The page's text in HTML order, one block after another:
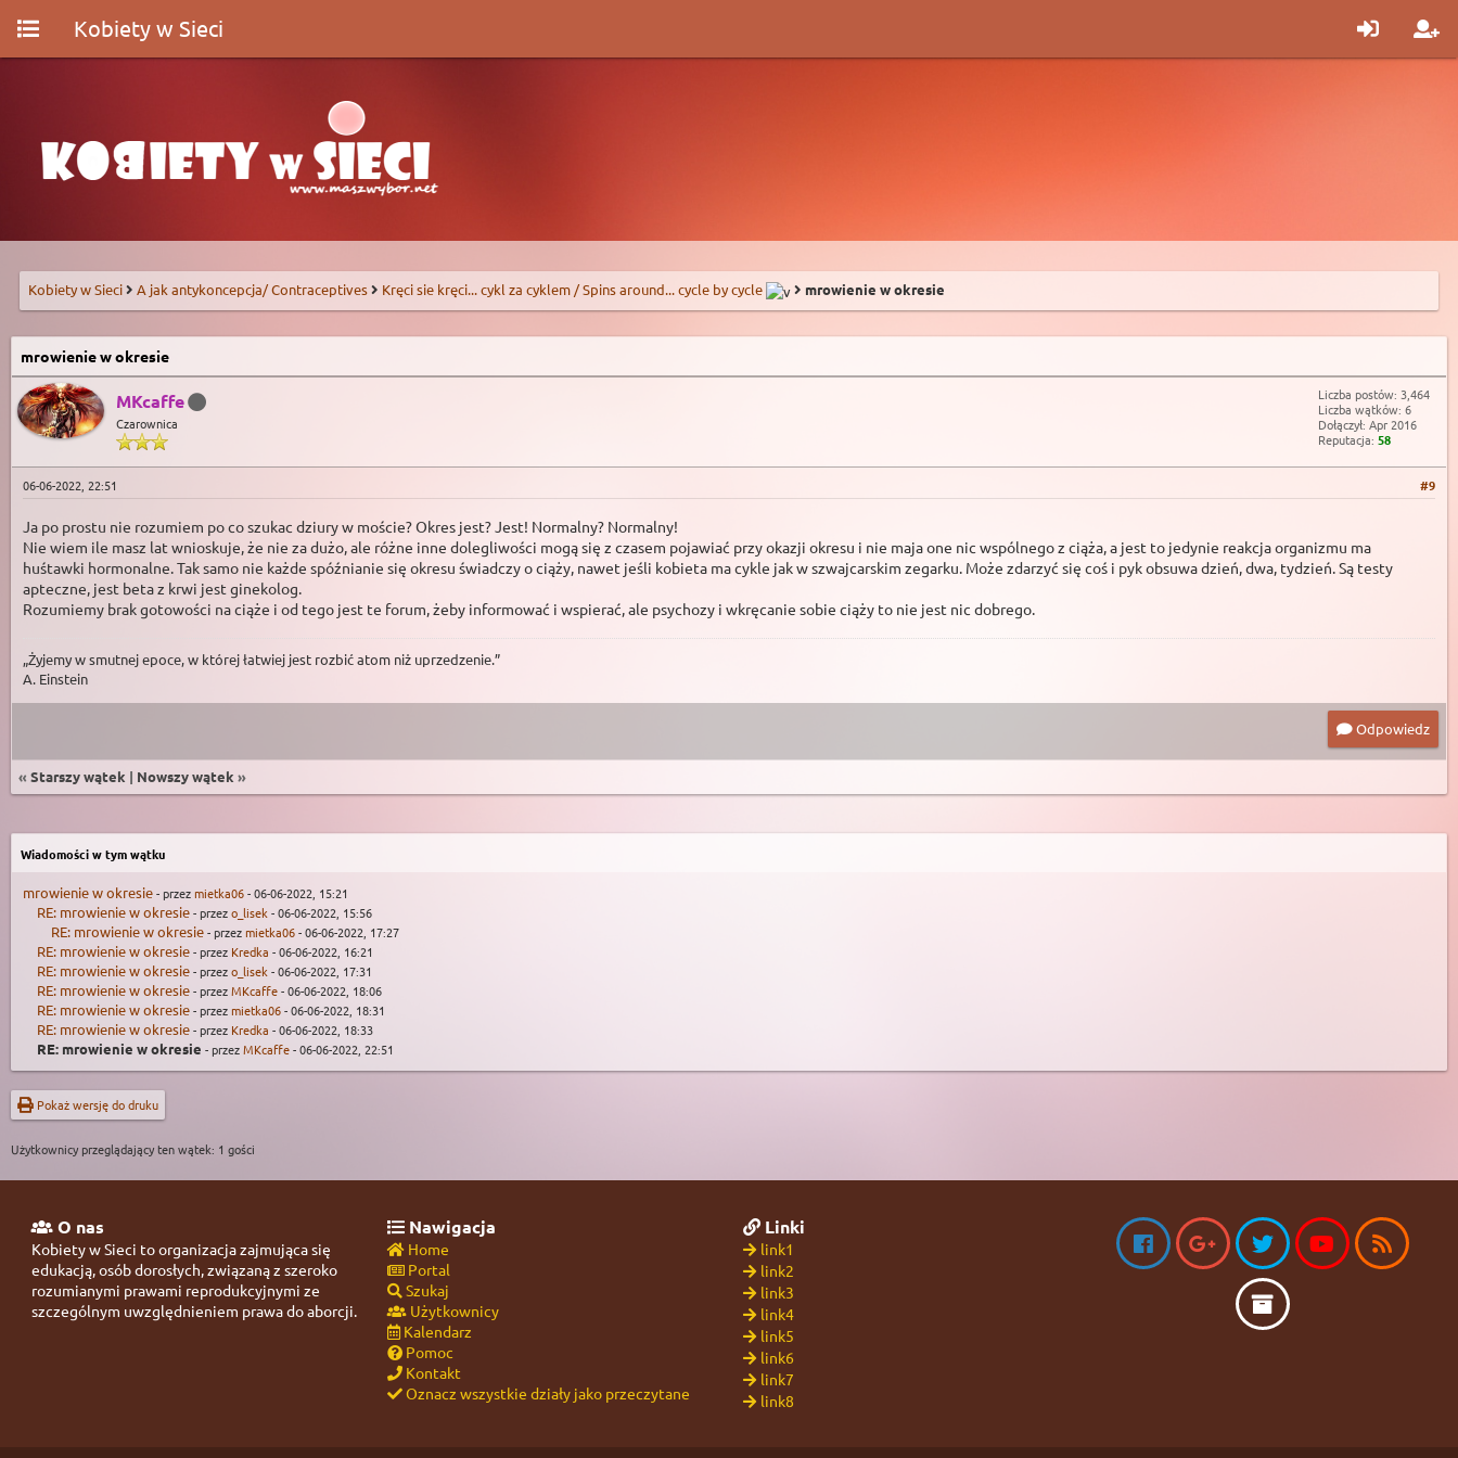
Kobiety w Sieci
Kobiety w Sieci A jak antykoncepcja/ Contraceptives Kręci sie kręci... cykl za cyklem / Spins around... cycle by cycle mrowienie w okresie
mrowienie w okresie
MKcaffe
Czarownica
Liczba postów: 3,464
Liczba wątków: 6
Dołączył: Apr 2016
Reputacja: 58
#9
06-06-2022, 22:51
Ja po prostu nie rozumiem po co szukac dziury w moście? Okres jest? Jest! Normalny? Normalny!
Nie wiem ile masz lat wnioskuje, że nie za dużo, ale różne inne dolegliwości mogą się z czasem pojawiać przy okazji okresu i nie maja one nic wspólnego z ciąża, a jest to jedynie reakcja organizmu ma
huśtawki hormonalne. Tak samo nie każde spóźnianie się okresu świadczy o ciąży, nawet jeśli kobieta ma cykle jak w szwajcarskim zegarku. Może zdarzyć się coś i pyk obsuwa dzień, dwa, tydzień. Są testy
apteczne, jest beta z krwi jest ginekolog.
Rozumiemy brak gotowości na ciąże i od tego jest te forum, żeby informować i wspierać, ale psychozy i wkręcanie sobie ciąży to nie jest nic dobrego.
„Żyjemy w smutnej epoce, w której łatwiej jest rozbić atom niż uprzedzenie.”
A. Einstein
Odpowiedz
« Starszy wątek | Nowszy wątek »
Wiadomości w tym wątku
mrowienie w okresie- przezmietka06- 06-06-2022, 15:21
RE: mrowienie w okresie- przezo_lisek - 06-06-2022, 15:56
RE: mrowienie w okresie- przezmietka06- 06-06-2022, 17:27
RE: mrowienie w okresie- przez Kredka - 06-06-2022, 16:21
RE: mrowienie w okresie- przezo_lisek - 06-06-2022, 17:31
RE: mrowienie w okresie- przezMKcaffe- 06-06-2022, 18:06
RE: mrowienie w okresie- przezmietka06- 06-06-2022, 18:31
RE: mrowienie w okresie- przez Kredka - 06-06-2022, 18:33
RE: mrowienie w okresie - przezMKcaffe- 06-06-2022, 22:51
Pokaż wersję do druku
Użytkownicy przeglądający ten wątek: 1 gości
O nas
Kobiety w Sieci to organizacja zajmująca się
edukacją, osób dorosłych, związaną z szeroko
rozumianymi prawami reprodukcyjnymi ze
szczególnym uwzględnieniem prawa do aborcji.
Nawigacja
Home
Portal
Szukaj
Użytkownicy
Kalendarz
Pomoc
Kontakt
Oznacz wszystkie działy jako przeczytane
Linki
link1
link2
link3
link4
link5
link6
link7
link8